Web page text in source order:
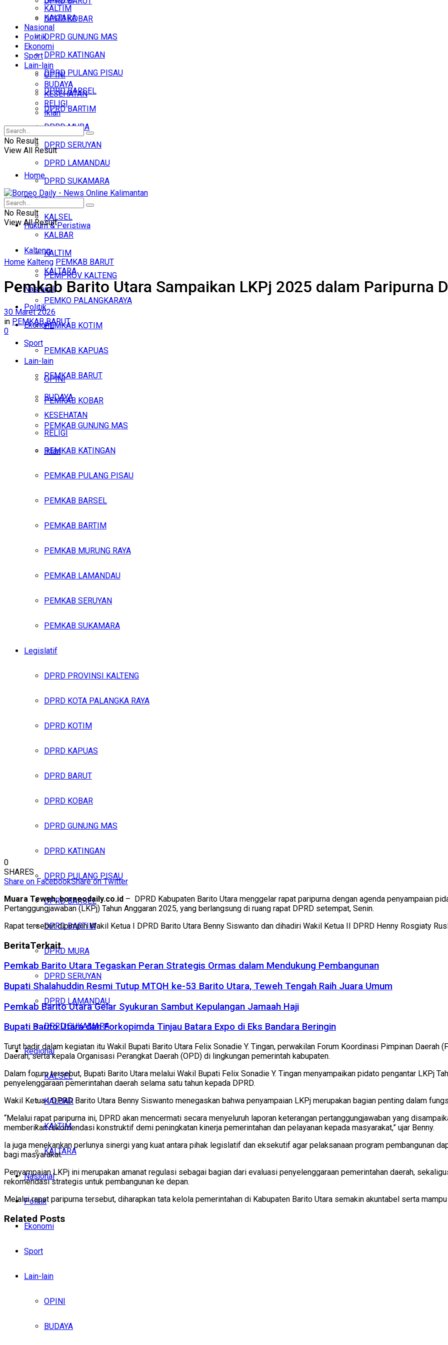
DPRD KOBAR
DPRD GUNUNG MAS
DPRD KATINGAN
DPRD PULANG PISAU
DPRD BARSEL
DPRD BARTIM
DPRD MURA
DPRD SERUYAN
DPRD LAMANDAU
DPRD SUKAMARA
Regional
KALSEL
KALBAR
KALTIM
KALTARA
Nasional
Politik
Ekonomi
Sport
Lain-lain
OPINI
BUDAYA
KESEHATAN
RELIGI
Iklan
Minggu, Agustus 9, 2026
KALTIM
KALTARA
Nasional
Politik
Ekonomi
Sport
Lain-lain
OPINI
BUDAYA
KESEHATAN
RELIGI
Iklan
No Result
View All Result
Home
Headline
Hukum & Peristiwa
Kalteng
PEMPROV KALTENG
PEMKO PALANGKARAYA
PEMKAB KOTIM
PEMKAB KAPUAS
PEMKAB BARUT
PEMKAB KOBAR
PEMKAB GUNUNG MAS
PEMKAB KATINGAN
PEMKAB PULANG PISAU
PEMKAB BARSEL
PEMKAB BARTIM
PEMKAB MURUNG RAYA
PEMKAB LAMANDAU
PEMKAB SERUYAN
PEMKAB SUKAMARA
Legislatif
DPRD PROVINSI KALTENG
DPRD KOTA PALANGKA RAYA
DPRD KOTIM
DPRD KAPUAS
DPRD BARUT
DPRD KOBAR
DPRD GUNUNG MAS
DPRD KATINGAN
DPRD PULANG PISAU
DPRD BARSEL
DPRD BARTIM
DPRD MURA
DPRD SERUYAN
DPRD LAMANDAU
DPRD SUKAMARA
Regional
KALSEL
KALBAR
KALTIM
KALTARA
Nasional
Politik
Ekonomi
Sport
Lain-lain
OPINI
BUDAYA
No Result
View All Result
Home Kalteng PEMKAB BARUT
Pemkab Barito Utara Sampaikan LKPj 2025 dalam Paripurna
30 Maret 2026
in PEMKAB BARUT
0
0
SHARES
Share on FacebookShare on Twitter
Muara Teweh, borneodaily.co.id – DPRD Kabupaten Barito Utara menggelar rapat paripurna dengan agenda penyampaian
Pertanggungjawaban (LKPj) Tahun Anggaran 2025, yang berlangsung di ruang rapat DPRD setempat, Senin.
Rapat tersebut dipimpin Wakil Ketua I DPRD Barito Utara Benny Siswanto dan dihadiri Wakil Ketua II DPRD Henny Rosgiaty
BeritaTerkait
Pemkab Barito Utara Tegaskan Peran Strategis Ormas dalam Mendukung Pembangunan
Bupati Shalahuddin Resmi Tutup MTQH ke-53 Barito Utara, Teweh Tengah Raih Juara Umum
Pemkab Barito Utara Gelar Syukuran Sambut Kepulangan Jamaah Haji
Bupati Barito Utara dan Forkopimda Tinjau Batara Expo di Eks Bandara Beringin
Turut hadir dalam kegiatan itu Wakil Bupati Barito Utara Felix Sonadie Y. Tingan, perwakilan Forum Koordinasi Pimpinan Daerah
Daerah, serta kepala Organisasi Perangkat Daerah (OPD) di lingkungan pemerintah kabupaten.
Dalam forum tersebut, Bupati Barito Utara melalui Wakil Bupati Felix Sonadie Y. Tingan menyampaikan pidato pengantar LKPj
penyelenggaraan pemerintahan daerah selama satu tahun kepada DPRD.
Wakil Ketua I DPRD Barito Utara Benny Siswanto menegaskan bahwa penyampaian LKPj merupakan bagian penting dalam
“Melalui rapat paripurna ini, DPRD akan mencermati secara menyeluruh laporan keterangan pertanggungjawaban yang
memberikan rekomendasi konstruktif demi peningkatan kinerja pemerintahan dan pelayanan kepada masyarakat,” ujar Benny.
Ia juga menekankan perlunya sinergi yang kuat antara pihak legislatif dan eksekutif agar pelaksanaan program pembangunan
bagi masyarakat.
Penyampaian LKPj ini merupakan amanat regulasi sebagai bagian dari evaluasi penyelenggaraan pemerintahan daerah,
rekomendasi strategis untuk pembangunan ke depan.
Melalui rapat paripurna tersebut, diharapkan tata kelola pemerintahan di Kabupaten Barito Utara semakin akuntabel serta
Related Posts